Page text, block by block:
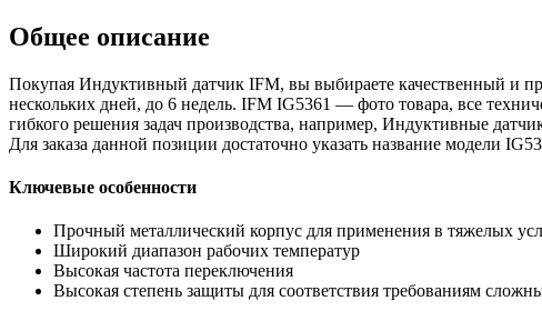
Общее описание
Покупая Индуктивный датчик IFM, вы выбираете качественный и
нескольких дней, до 6 недель. IFM IG5361 — фото товара, все
гибкого решения задач производства, например, Индуктивные
Для заказа данной позиции достаточно указать название модели
Ключевые особенности
Прочный металлический корпус для применения в тяжелых
Широкий диапазон рабочих температур
Высокая частота переключения
Высокая степень защиты для соответствия требованиям